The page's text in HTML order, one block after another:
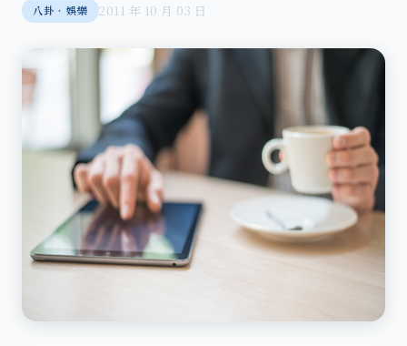
八卦‧娛樂 2011 年 10 月 03 日